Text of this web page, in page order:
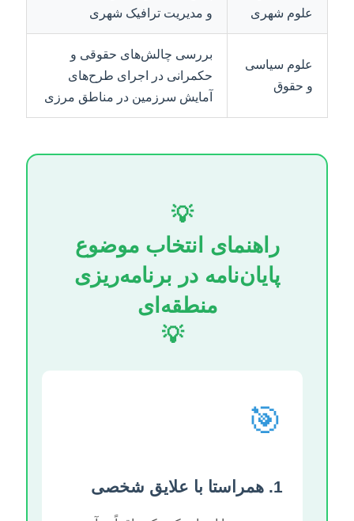
علوم شهری
و مدیریت ترافیک شهری
علوم سیاسی
و حقوق
بررسی چالش‌های حقوقی و
حکمرانی در اجرای طرح‌های
آمایش سرزمین در مناطق مرزی
💡
راهنمای انتخاب موضوع
پایان‌نامه در برنامه‌ریزی
منطقه‌ای
💡
🎯
1. همراستا با علایق شخصی